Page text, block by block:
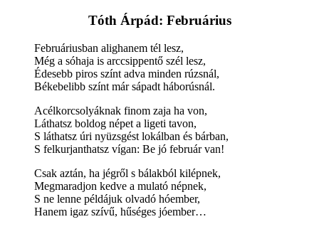
Tóth Árpád: Februárius
Februáriusban alighanem tél lesz,
Még a sóhaja is arccsippentő szél lesz,
Édesebb piros színt adva minden rúzsnál,
Békebelibb színt már sápadt háborúsnál.
Acélkorcsolyáknak finom zaja ha von,
Láthatsz boldog népet a ligeti tavon,
S láthatsz úri nyüzsgést lokálban és bárban,
S felkurjanthatsz vígan: Be jó február van!
Csak aztán, ha jégről s bálakból kilépnek,
Megmaradjon kedve a mulató népnek,
S ne lenne példájuk olvadó hóember,
Hanem igaz szívű, hűséges jóember…